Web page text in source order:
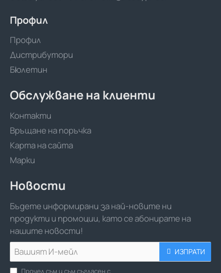
Профил
Профил
Дистрибутори
Бюлетин
Обслужване на клиенти
Контакти
Връщане на поръчка
Карта на сайта
Марки
Новости
Бъдете информирани за най-новите ни
продукти и промоции, като се абонирате на
нашите новости!
И-
мейл
ИЗПРАТИ
Прочел съм и съм съгласен с